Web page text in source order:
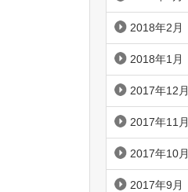
2018年2月
2018年1月
2017年12月
2017年11月
2017年10月
2017年9月